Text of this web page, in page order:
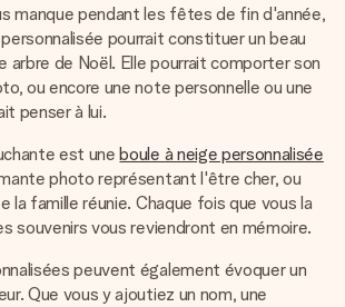
manque pendant les fêtes de fin d'année,
pourrait constituer un beau
arbre de Noël. Elle pourrait comporter son
ou encore une note personnelle ou une
penser à lui.
est uneboule à neige personnalisée
photo représentant l'être cher, ou
la famille réunie. Chaque fois que vous la
souvenirs vous reviendront en mémoire.
peuvent également évoquer un
Que vous y ajoutiez un nom, une